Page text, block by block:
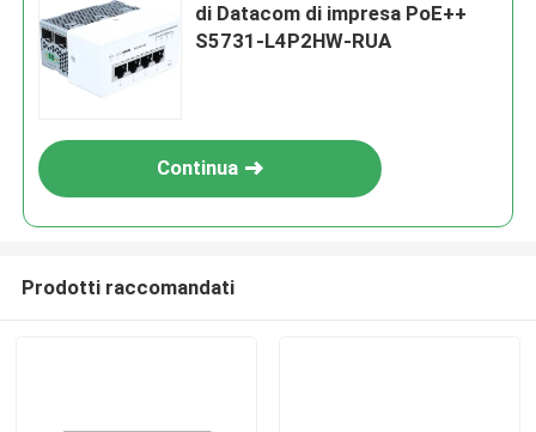
di Datacom di impresa PoE++
S5731-L4P2HW-RUA
Continua
Prodotti raccomandati